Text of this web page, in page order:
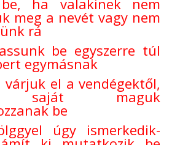
ha valakinek nem
meg a nevét vagy nem
rá
be egyszerre túl
egymásnak
várjuk el a vendégektől,
saját maguk
be
úgy ismerkedik-